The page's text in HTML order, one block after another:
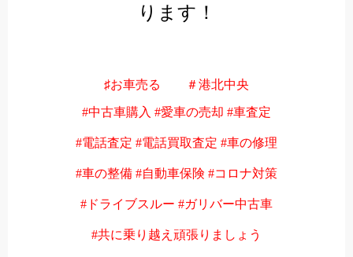
ります！
♯お車売る ＃港北中央
#中古車購入 #愛車の売却 #車査定
#電話査定 #電話買取査定 #車の修理
#車の整備 #自動車保険 #コロナ対策
#ドライブスルー #ガリバー中古車
#共に乗り越え頑張りましょう